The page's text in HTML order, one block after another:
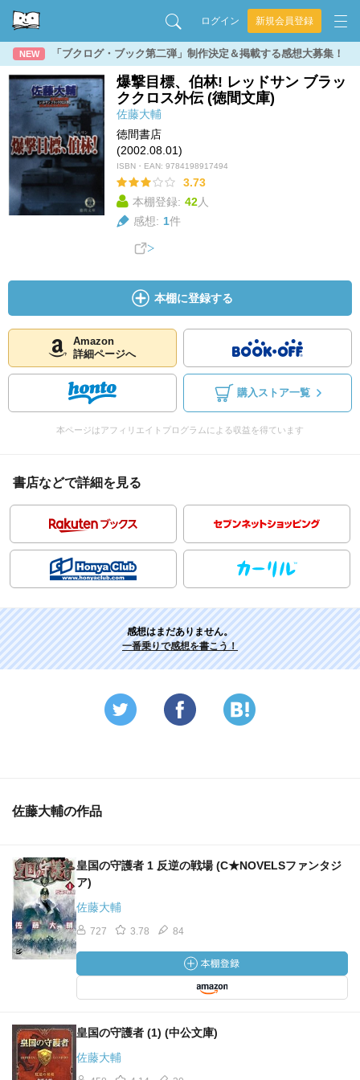
ログイン 新規会員登録
NEW 「ブクログ・ブック第二弾」制作決定＆掲載する感想大募集！
爆撃目標、伯林! レッドサン ブラッ
ククロス外伝 (徳間文庫)
佐藤大輔
徳間書店
(2002.08.01)
ISBN・EAN: 9784198917494
3.73
本棚登録: 42人
感想: 1件
本棚に登録する
Amazon
詳細ページへ
購入ストア一覧
本ページはアフィリエイトプログラムによる収益を得ています
書店などで詳細を見る
感想はまだありません。
一番乗りで感想を書こう！
佐藤大輔の作品
皇国の守護者 1 反逆の戦場 (C★NOVELSファンタジ
ア)
佐藤大輔
727 3.78 84
皇国の守護者 (1) (中公文庫)
佐藤大輔